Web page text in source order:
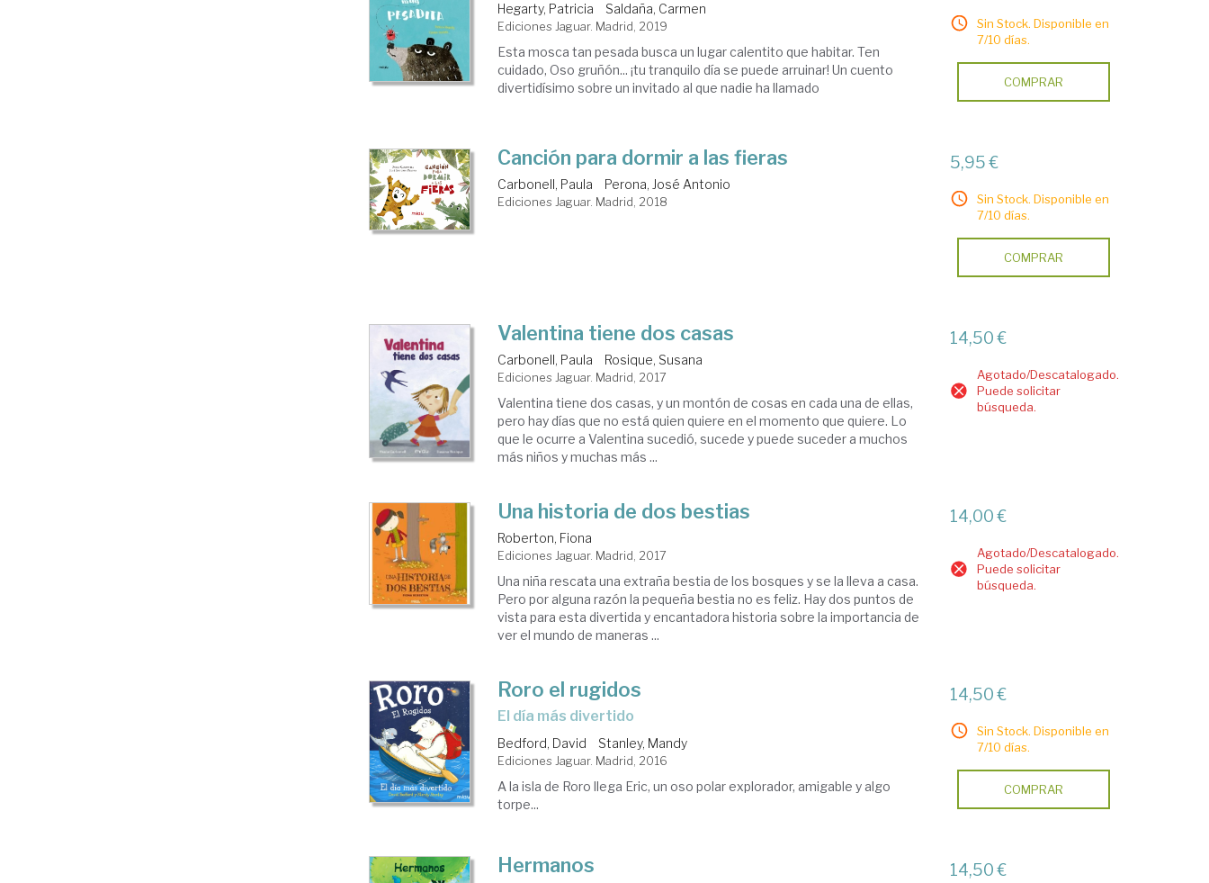
Hegarty, Patricia Saldaña, Carmen
Ediciones Jaguar. Madrid, 2019
Esta mosca tan pesada busca un lugar calentito que habitar. Ten
cuidado, Oso gruñón... ¡tu tranquilo día se puede arruinar! Un cuento
divertidísimo sobre un invitado al que nadie ha llamado
Sin Stock. Disponible en
7/10 días.
COMPRAR
Canción para dormir a las fieras
Carbonell, Paula Perona, José Antonio
Ediciones Jaguar. Madrid, 2018
5,95 €
Sin Stock. Disponible en
7/10 días.
COMPRAR
Valentina tiene dos casas
Carbonell, Paula Rosique, Susana
Ediciones Jaguar. Madrid, 2017
Valentina tiene dos casas, y un montón de cosas en cada una de ellas,
pero hay días que no está quien quiere en el momento que quiere. Lo
que le ocurre a Valentina sucedió, sucede y puede suceder a muchos
más niños y muchas más ...
14,50 €
Agotado/Descatalogado.
Puede solicitar
búsqueda.
Una historia de dos bestias
Roberton, Fiona
Ediciones Jaguar. Madrid, 2017
Una niña rescata una extraña bestia de los bosques y se la lleva a casa.
Pero por alguna razón la pequeña bestia no es feliz. Hay dos puntos de
vista para esta divertida y encantadora historia sobre la importancia de
ver el mundo de maneras ...
14,00 €
Agotado/Descatalogado.
Puede solicitar
búsqueda.
Roro el rugidos
el día más divertido
Bedford, David Stanley, Mandy
Ediciones Jaguar. Madrid, 2016
A la isla de Roro llega Eric, un oso polar explorador, amigable y algo
torpe...
14,50 €
Sin Stock. Disponible en
7/10 días.
COMPRAR
Hermanos 14,50 €